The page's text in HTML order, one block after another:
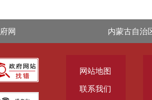
网 内蒙古自治
网站地图
联系我们